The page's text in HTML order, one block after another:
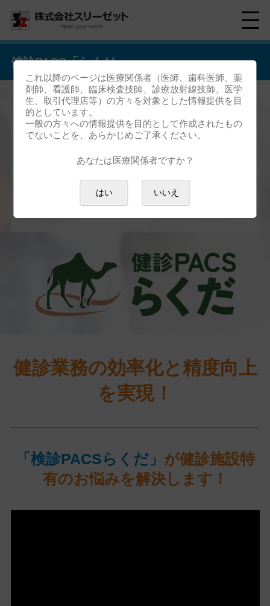
健診PACS「らくだ」
健診施設向けPACS
健診業務の効率化と精度向上
を実現！
「検診PACSらくだ」 が健診施設特
有のお悩みを解決します！
これ以降のページは医療関係者（医師、歯科医師、薬
剤師、看護師、臨床検査技師、診療放射線技師、医学
生、取引代理店等）の方々を対象とした情報提供を目
的としています。
一般の方々への情報提供を目的として作成されたもの
でないことを、あらかじめご了承ください。
あなたは医療関係者ですか？
はい いいえ